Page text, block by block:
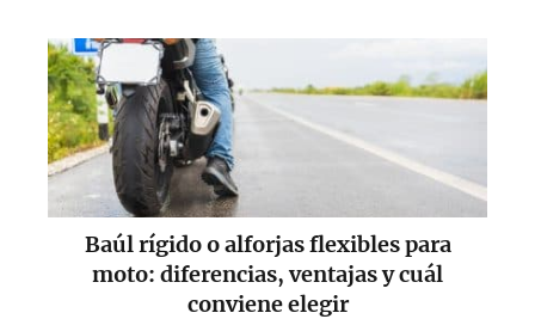
Baúl rígido o alforjas flexibles para
moto: diferencias, ventajas y cuál
conviene elegir